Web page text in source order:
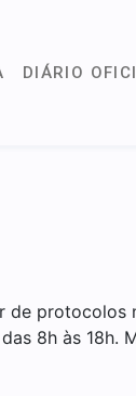
DIÁRIO
8h às